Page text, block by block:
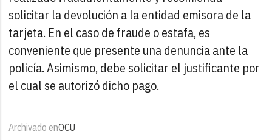
solicitar la devolución a la entidad emisora de la
tarjeta. En el caso de fraude o estafa, es
conveniente que presente una denuncia ante la
policía. Asimismo, debe solicitar el justificante por
el cual se autorizó dicho pago.
Archivado enOCU